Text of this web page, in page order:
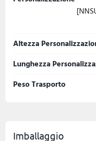
Altezza
Lunghezza
Peso Trasporto
Imballaggio